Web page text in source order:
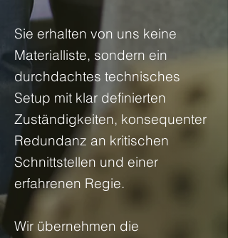
Sie erhalten von uns keine
Materialliste, sondern ein
durchdachtes technisches
Setup mit klar definierten
Zuständigkeiten, konsequenter
Redundanz an kritischen
Schnittstellen und einer
erfahrenen Regie.
Wir übernehmen die